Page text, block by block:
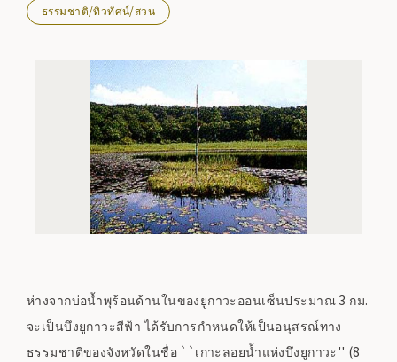
ธรรมชาติ/ทิวทัศน์/สวน
ห่างจากบ่อน้ำพุร้อนด้านในของยูกาวะออนเซ็นประมาณ 3 กม.
จะเป็นบึงยูกาวะสีฟ้า ได้รับการกำหนดให้เป็นอนุสรณ์ทาง
ธรรมชาติของจังหวัดในชื่อ ``เกาะลอยน้ำแห่งบึงยูกาวะ'' (8